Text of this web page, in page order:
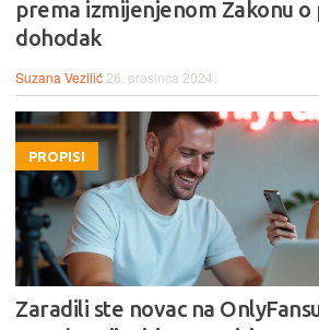
prema izmijenjenom Zakonu o
dohodak
Suzana Vezilić 26. prosinca 2024.
PROPISI
Zaradili ste novac na